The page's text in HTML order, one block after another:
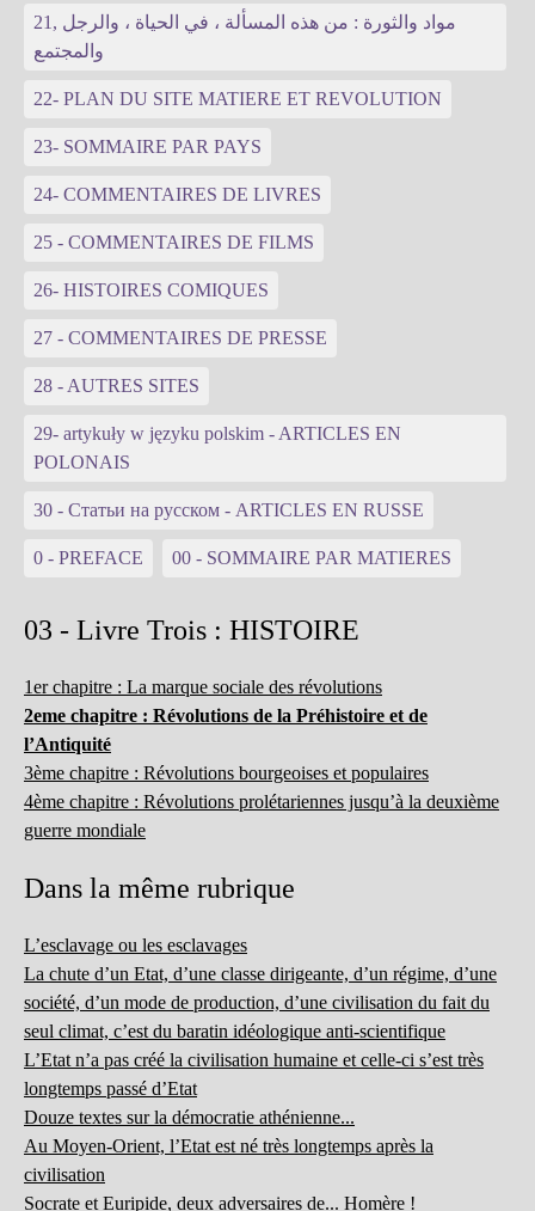
21, مواد والثورة : من هذه المسألة ، في الحياة ، والرجل
والمجتمع
22- PLAN DU SITE MATIERE ET REVOLUTION
23- SOMMAIRE PAR PAYS
24- COMMENTAIRES DE LIVRES
25 - COMMENTAIRES DE FILMS
26- HISTOIRES COMIQUES
27 - COMMENTAIRES DE PRESSE
28 - AUTRES SITES
29- artykuły w języku polskim - ARTICLES EN
POLONAIS
30 - Статьи на русском - ARTICLES EN RUSSE
0 - PREFACE 00 - SOMMAIRE PAR MATIERES
03 - Livre Trois : HISTOIRE
1er chapitre : La marque sociale des révolutions
2eme chapitre : Révolutions de la Préhistoire et de
l’Antiquité
3ème chapitre : Révolutions bourgeoises et populaires
4ème chapitre : Révolutions prolétariennes jusqu’à la deuxième
guerre mondiale
Dans la même rubrique
L’esclavage ou les esclavages
La chute d’un Etat, d’une classe dirigeante, d’un régime, d’une
société, d’un mode de production, d’une civilisation du fait du
seul climat, c’est du baratin idéologique anti-scientifique
L’Etat n’a pas créé la civilisation humaine et celle-ci s’est très
longtemps passé d’Etat
Douze textes sur la démocratie athénienne...
Au Moyen-Orient, l’Etat est né très longtemps après la
civilisation
Socrate et Euripide, deux adversaires de... Homère !